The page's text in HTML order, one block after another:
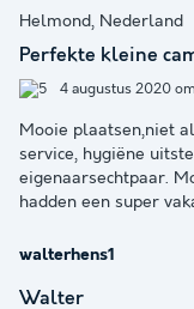
Helmond, Nederland
Perfekte kleine
4 augustus 2020
Mooie plaatsen,niet
service, hygiëne
eigenaarsechtpaar.
hadden een super
walterhens1
Walter